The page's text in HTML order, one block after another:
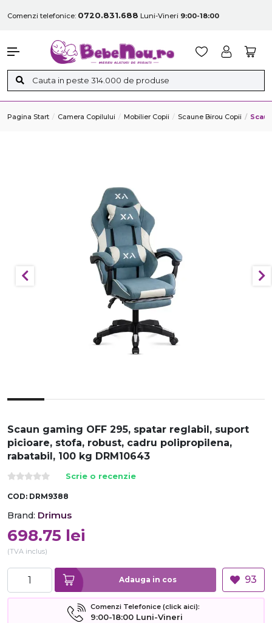
Comenzi telefonice: 0720.831.688 Luni-Vineri 9:00-18:00
Pagina Start Camera Copilului Mobilier Copii Scaune Birou Copii
Scaun gaming OFF 295, spatar reglabil, suport
picioare, stofa, robust, cadru polipropilena,
rabatabil, 100 kg DRM10643
Scrie o recenzie
COD: DRM9388
Brand: Drimus
698.75 lei
(TVA inclus)
Adauga in cos 93
Comenzi Telefonice (click aici):
9:00-18:00 Luni-Vineri